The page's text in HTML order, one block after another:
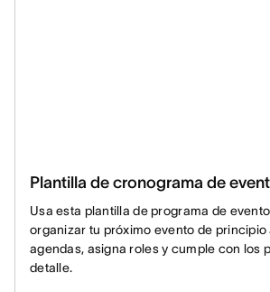
Plantilla de cronograma de
Usa esta plantilla de programa de
organizar tu próximo evento de principio
agendas, asigna roles y cumple con los
detalle.